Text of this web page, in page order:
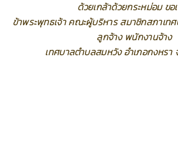
ด้วยเกล้าด้วยกระหม่อม ขอ
ข้าพระพุทธเจ้า คณะผู้บริหาร สมาชิกสภาเท
ลูกจ้าง พนักงานจ้าง
เทศบาลตำบลสมหวัง อำเภอกงหร